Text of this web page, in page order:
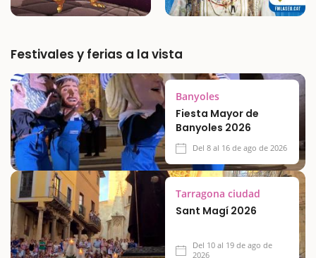
Festivales y ferias a la vista
Banyoles
Fiesta Mayor de
Banyoles 2026
Del 8 al 16 de ago de 2026
Tarragona ciudad
Sant Magí 2026
Del 10 al 19 de ago de
2026